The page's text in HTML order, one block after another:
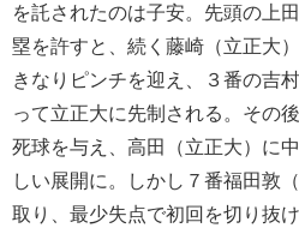
を託されたのは子安。先頭の上
塁を許すと、続く藤崎（立正大
きなりピンチを迎え、３番の吉
って立正大に先制される。その
死球を与え、高田（立正大）に
しい展開に。しかし７番福田敦
取り、最少失点で初回を切り抜け